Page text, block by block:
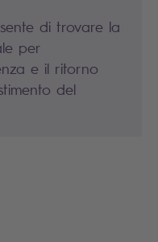
di trovare la
per
e il ritorno
del